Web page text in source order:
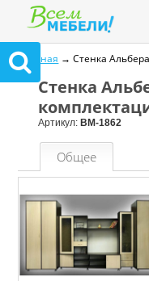
Главная → Стенка
Стенка
Артикул: ВМ-1862
Общее